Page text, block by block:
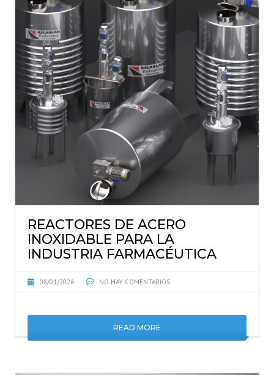
REACTORES DE ACERO
INOXIDABLE PARA LA
INDUSTRIA FARMACÉUTICA
08/01/2026 NO HAY COMENTARIOS
READ MORE